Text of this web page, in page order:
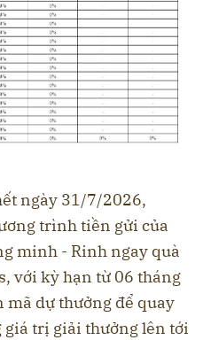
ngày 31/7/2026,
trình tiền gửi của
minh - Rinh ngay quà
với kỳ hạn từ 06 tháng
mã dự thưởng để quay
giá trị giải thưởng lên tới